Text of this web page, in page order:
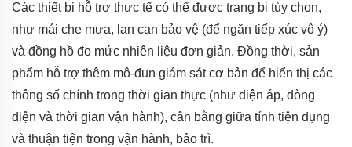
Các thiết bị hỗ trợ thực tế có thể được trang bị tùy chọn,
như mái che mưa, lan can bảo vệ (để ngăn tiếp xúc vô ý)
và đồng hồ đo mức nhiên liệu đơn giản. Đồng thời, sản
phẩm hỗ trợ thêm mô-đun giám sát cơ bản để hiển thị các
thông số chính trong thời gian thực (như điện áp, dòng
điện và thời gian vận hành), cân bằng giữa tính tiện dụng
và thuận tiện trong vận hành, bảo trì.